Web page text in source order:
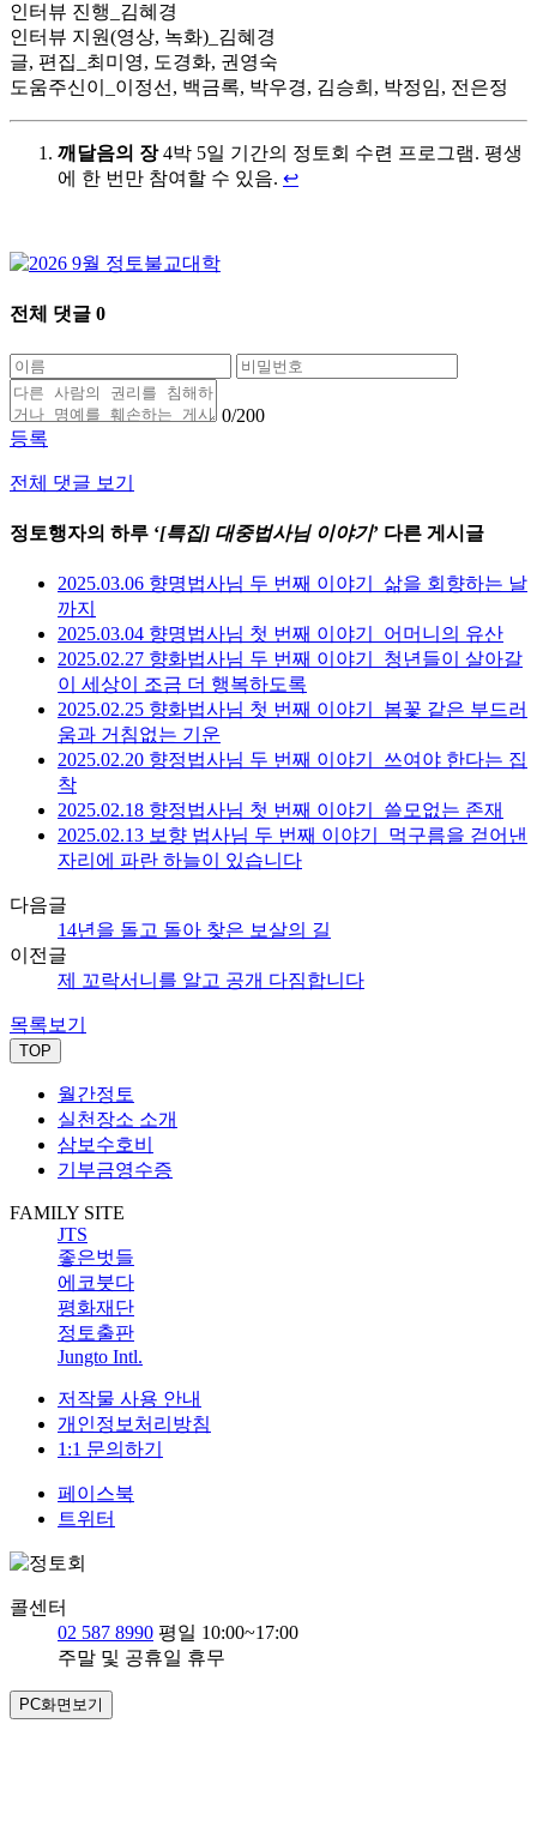
인터뷰 진행_김혜경
인터뷰 지원(영상, 녹화)_김혜경
글, 편집_최미영, 도경화, 권영숙
도움주신이_이정선, 백금록, 박우경, 김승희, 박정임, 전은정
깨달음의 장4박 5일 기간의 정토회 수련 프로그램. 평생
에 한 번만 참여할 수 있음. ↩
전체 댓글 0
0/200
등록
전체 댓글 보기
정토행자의 하루 ‘[특집] 대중법사님 이야기’ 다른 게시글
2025.03.06 향명법사님 두 번째 이야기_삶을 회향하는 날
까지
2025.03.04 향명법사님 첫 번째 이야기_어머니의 유산
2025.02.27 향화법사님 두 번째 이야기_청년들이 살아갈
이 세상이 조금 더 행복하도록
2025.02.25 향화법사님 첫 번째 이야기_봄꽃 같은 부드러
움과 거침없는 기운
2025.02.20 향정법사님 두 번째 이야기_쓰여야 한다는 집
착
2025.02.18 향정법사님 첫 번째 이야기_쓸모없는 존재
2025.02.13 보향 법사님 두 번째 이야기_먹구름을 걷어낸
자리에 파란 하늘이 있습니다
다음글
14년을 돌고 돌아 찾은 보살의 길
이전글
제 꼬락서니를 알고 공개 다짐합니다
목록보기
TOP
월간정토
실천장소 소개
삼보수호비
기부금영수증
FAMILY SITE
JTS
좋은벗들
에코붓다
평화재단
정토출판
Jungto Intl.
저작물 사용 안내
개인정보처리방침
1:1 문의하기
페이스북
트위터
콜센터
02 587 8990 평일 10:00~17:00
주말 및 공휴일 휴무
PC화면보기